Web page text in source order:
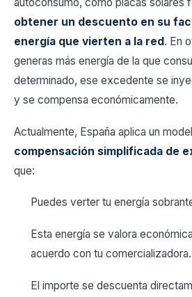
obtener un descuento en su
energía que vierten a la red . En
generas más energía de la que
determinado, ese excedente se
y se compensa económicamente.
Actualmente, España aplica un
compensación simplificada de
que:
Puedes verter tu energía
Esta energía se valora
acuerdo con tu comercializadora.
El importe se descuenta